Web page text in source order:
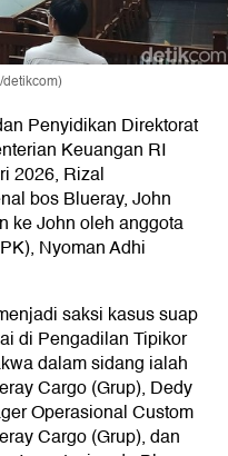
Penyidikan Direktorat
Keuangan RI
2026, Rizal
bos Blueray, John
ke John oleh anggota
Nyoman Adhi
saksi kasus suap
di Pengadilan Tipikor
dalam sidang ialah
Cargo (Grup), Dedy
Operasional Custom
Cargo (Grup), dan